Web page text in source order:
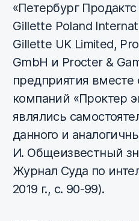
«Петербург
Gillette Poland
Gillette UK Limited,
GmbH и Procter &
предприятия вместе
компаний «Проктер
являлись
данного и
И. Общеизвестный
Журнал Суда по
2019 г., с. 90-99).